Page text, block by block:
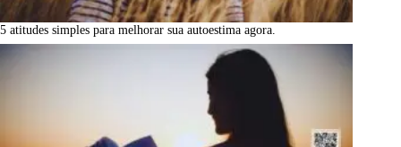
5 atitudes simples para melhorar sua autoestima agora.